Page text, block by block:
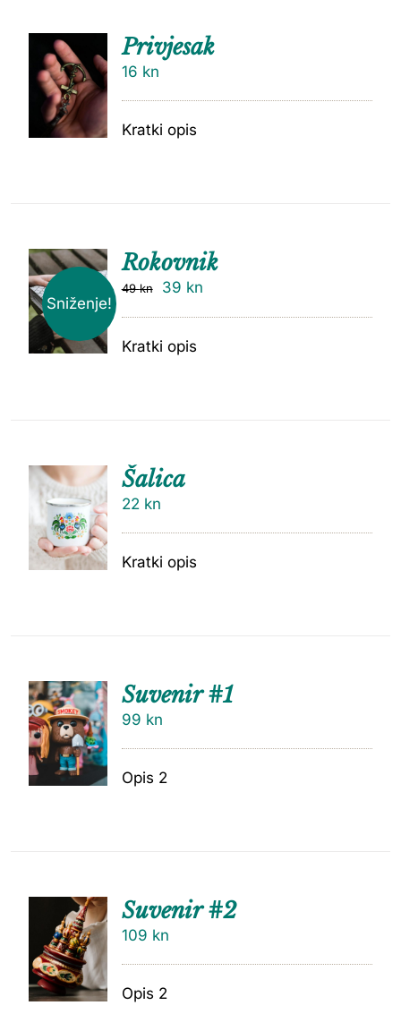
DODAJ
U
KOŠARI
CU
Privjesak
16 kn
Kratki opis
Sniženje!
DODAJ
Rokovnik
49kn 39 kn
Kratki opis
DODAJ
U
KOŠARI
CU
Šalica
22 kn
Kratki opis
DODAJ
U
KOŠARI
CU
Suvenir #1
99 kn
Opis 2
DODAJ
U
KOŠARI
CU
Suvenir #2
109 kn
Opis 2